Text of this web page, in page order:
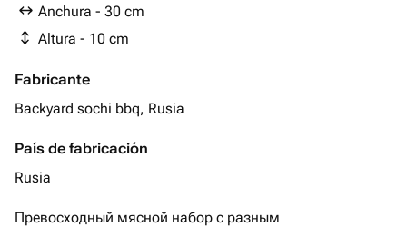
Anchura - 30 cm
Altura - 10 cm
Fabricante
Backyard sochi bbq, Rusia
País de fabricación
Rusia
Превосходный мясной набор с разным